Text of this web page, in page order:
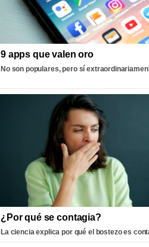
9 apps que valen oro
No son populares, pero sí
¿Por qué se contagia?
La ciencia explica por qué el bostezo es